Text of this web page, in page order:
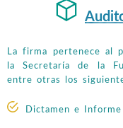
La firma pertenece al
la Secretaría de la
entre otras los
Dictamen e